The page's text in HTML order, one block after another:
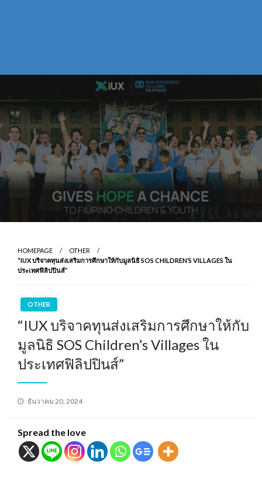
HOMEPAGE
OTHER
“IUX บริจาคทุนส่งเสริมการศึกษาให้กับมูลนิธิ SOS CHILDREN’S VILLAGES ใน
ประเทศฟิลิปปินส์”
OTHER
“IUX บริจาคทุนส่งเสริมการศึกษาให้กับ
มูลนิธิ SOS Children’s Villages ใน
ประเทศฟิลิปปินส์”
Posted
ธันวาคม 20, 2024
Spread the love